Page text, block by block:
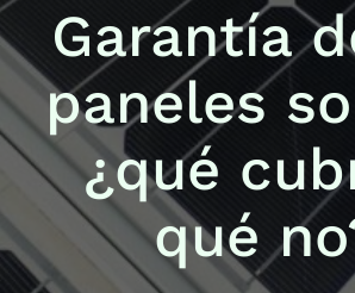
Garantía
paneles
¿qué
qué